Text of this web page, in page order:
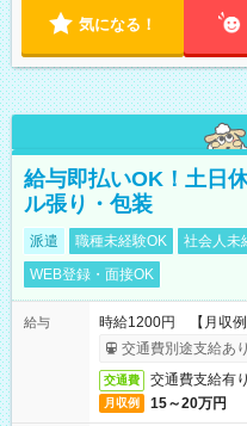
気になる！
給与即払いOK！土日
ル張り・包装
派遣 職種未経験OK 社会人未
WEB登録・面接OK
給与
時給1200円 【月収例
交通費別途支給あり
交通費 交通費支給有り
月収例 15～20万円